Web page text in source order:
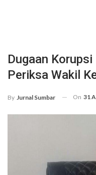
Dugaan
Periksa Wakil
By Jurnal Sumbar On 31